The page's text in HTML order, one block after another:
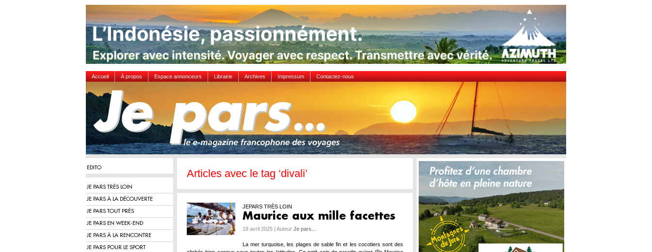
Accueil À propos Espace annonceurs Librairie Archives Impressum Contactez-nous
EDITO
JE PARS TRÈS LOIN
JE PARS À LA DÉCOUVERTE
JE PARS TOUT PRÈS
JE PARS EN WEEK-END
JE PARS À LA RENCONTRE
JE PARS POUR LE SPORT
Articles avec le tag ‘divali’
JEPARS TRÈS LOIN
Maurice aux mille facettes
19 avril 2025 | Auteur Je pars...
La mer turquoise, les plages de sable fin et les cocotiers sont des